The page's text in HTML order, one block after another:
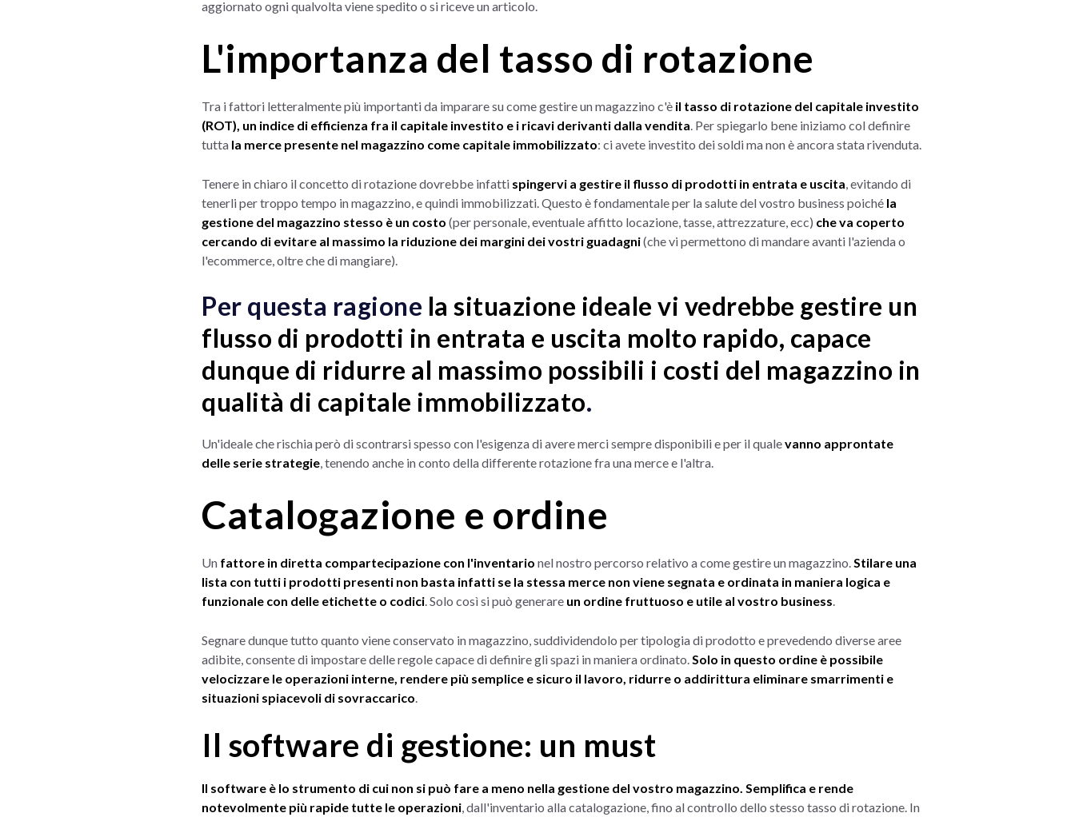
aggiornato ogni qualvolta viene spedito o si riceve un articolo.
L'importanza del tasso di rotazione
Tra i fattori letteralmente più importanti da imparare su come gestire un magazzino c'è il tasso di rotazione del capitale investito
(ROT), un indice di efficienza fra il capitale investito e i ricavi derivanti dalla vendita. Per spiegarlo bene iniziamo col definire
tutta la merce presente nel magazzino come capitale immobilizzato: ci avete investito dei soldi ma non è ancora stata rivenduta.
Tenere in chiaro il concetto di rotazione dovrebbe infatti spingervi a gestire il flusso di prodotti in entrata e uscita, evitando di
tenerli per troppo tempo in magazzino, e quindi immobilizzati. Questo è fondamentale per la salute del vostro business poiché la
gestione del magazzino stesso è un costo (per personale, eventuale affitto locazione, tasse, attrezzature, ecc) che va coperto
cercando di evitare al massimo la riduzione dei margini dei vostri guadagni(che vi permettono di mandare avanti l'azienda o
l'ecommerce, oltre che di mangiare).
Per questa ragione la situazione ideale vi vedrebbe gestire un
flusso di prodotti in entrata e uscita molto rapido, capace
dunque di ridurre al massimo possibili i costi del magazzino in
qualità di capitale immobilizzato.
Un'ideale che rischia però di scontrarsi spesso con l'esigenza di avere merci sempre disponibili e per il qualevanno approntate
delle serie strategie, tenendo anche in conto della differente rotazione fra una merce e l'altra.
Catalogazione e ordine
Un fattore in diretta compartecipazione con l'inventario nel nostro percorso relativo a come gestire un magazzino.Stilare una
lista con tutti i prodotti presenti non basta infatti se la stessa merce non viene segnata e ordinata in maniera logica e
funzionale con delle etichette o codici. Solo così si può generare un ordine fruttuoso e utile al vostro business.
Segnare dunque tutto quanto viene conservato in magazzino, suddividendolo per tipologia di prodotto e prevedendo diverse aree
adibite, consente di impostare delle regole capace di definire gli spazi in maniera ordinato.Solo in questo ordine è possibile
velocizzare le operazioni interne, rendere più semplice e sicuro il lavoro, ridurre o addirittura eliminare smarrimenti e
situazioni spiacevoli di sovraccarico.
Il software di gestione: un must
Il software è lo strumento di cui non si può fare a meno nella gestione del vostro magazzino. Semplifica e rende
notevolmente più rapide tutte le operazioni, dall'inventario alla catalogazione, fino al controllo dello stesso tasso di rotazione. In